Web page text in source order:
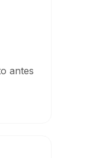
antes